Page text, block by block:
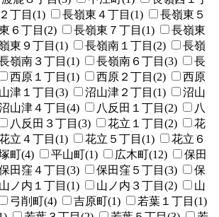
丁目(1) 長嶺東４丁目(1)
長嶺東５
６丁目(2) 長嶺東７丁目(1)
長嶺東
東９丁目(1) 長嶺南１丁目(2)
長嶺
嶺南３丁目(1) 長嶺南６丁目(3)
長
西原１丁目(1) 西原２丁目(2)
西原
津１丁目(3) 沼山津２丁目(1)
沼山
山津４丁目(4) 八反田１丁目(2)
八
八反田３丁目(3) 花立１丁目(2)
花
立４丁目(1) 花立５丁目(1)
花立６
町(4) 平山町(1) 広木町(12)
保田
田窪４丁目(3) 保田窪５丁目(3)
保
山ノ内１丁目(1) 山ノ内３丁目(2)
山
弓削町(4) 吉原町(1)
若葉１丁目(1)